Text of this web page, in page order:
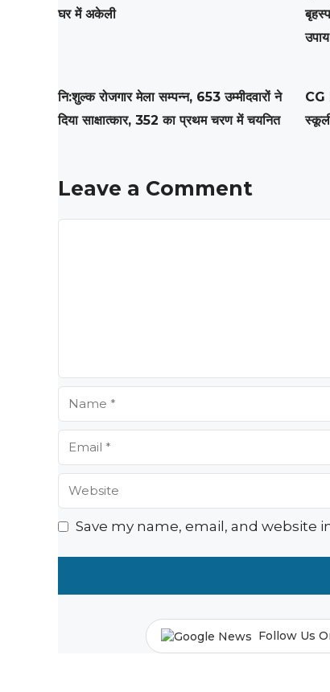
घर में अकेली
नि:शुल्क रोजगार मेला सम्पन्न, 653 उम्मीदवारों ने
दिया साक्षात्कार, 352 का प्रथम चरण में चयनित
CG
Leave a Comment
Save my name, email, and website
Follow Us